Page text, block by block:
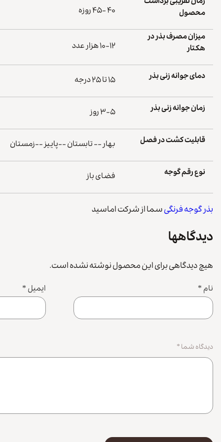
محصول
۴۰ -۴۵ روزه
میزان مصرف بذر در
هکتار
۱۰-۱۲ هزار عدد
دمای جوانه زنی بذر ۱۵ تا ۲۵ درجه
زمان جوانه زنی بذر ۳-۵ روز
قابلیت کشت در فصل بهار -- تابستان --پاییز --زمستان
نوع رقم گوجه فضای باز
بذر گوجه فرنگیسما از شرکت اماسید
دیدگاهها
هیچ دیدگاهی برای این محصول نوشته نشده است.
نام * ایمیل *
دیدگاه شما*